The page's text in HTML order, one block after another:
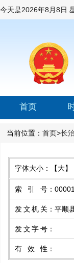
今天是2026年8月8日
首页
当前位置： 首页>长
字体大小： 【大】
索引号 ：
发文机关 ： 平顺
发文字号 ：
有效性 ：